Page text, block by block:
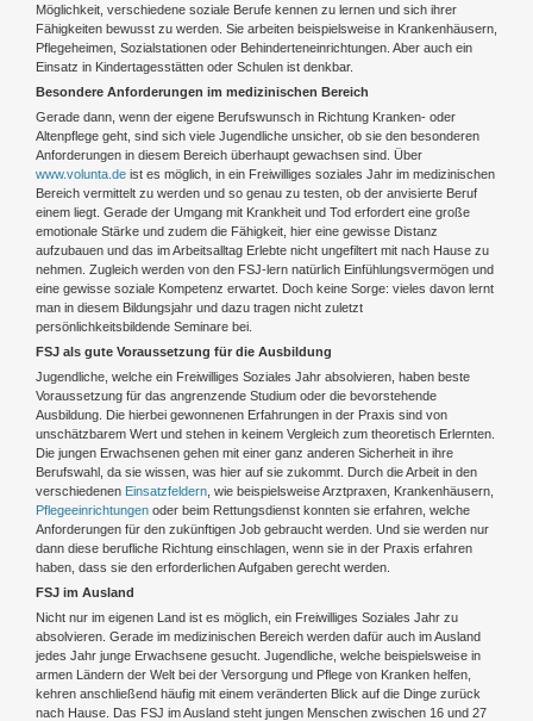
Möglichkeit, verschiedene soziale Berufe kennen zu lernen und sich ihrer
Fähigkeiten bewusst zu werden. Sie arbeiten beispielsweise in Krankenhäusern,
Pflegeheimen, Sozialstationen oder Behinderteneinrichtungen. Aber auch ein
Einsatz in Kindertagesstätten oder Schulen ist denkbar.
Besondere Anforderungen im medizinischen Bereich
Gerade dann, wenn der eigene Berufswunsch in Richtung Kranken- oder
Altenpflege geht, sind sich viele Jugendliche unsicher, ob sie den besonderen
Anforderungen in diesem Bereich überhaupt gewachsen sind. Über
www.volunta.de ist es möglich, in ein Freiwilliges soziales Jahr im medizinischen
Bereich vermittelt zu werden und so genau zu testen, ob der anvisierte Beruf
einem liegt. Gerade der Umgang mit Krankheit und Tod erfordert eine große
emotionale Stärke und zudem die Fähigkeit, hier eine gewisse Distanz
aufzubauen und das im Arbeitsalltag Erlebte nicht ungefiltert mit nach Hause zu
nehmen. Zugleich werden von den FSJ-lern natürlich Einfühlungsvermögen und
eine gewisse soziale Kompetenz erwartet. Doch keine Sorge: vieles davon lernt
man in diesem Bildungsjahr und dazu tragen nicht zuletzt
persönlichkeitsbildende Seminare bei.
FSJ als gute Voraussetzung für die Ausbildung
Jugendliche, welche ein Freiwilliges Soziales Jahr absolvieren, haben beste
Voraussetzung für das angrenzende Studium oder die bevorstehende
Ausbildung. Die hierbei gewonnenen Erfahrungen in der Praxis sind von
unschätzbarem Wert und stehen in keinem Vergleich zum theoretisch Erlernten.
Die jungen Erwachsenen gehen mit einer ganz anderen Sicherheit in ihre
Berufswahl, da sie wissen, was hier auf sie zukommt. Durch die Arbeit in den
verschiedenen Einsatzfeldern , wie beispielsweise Arztpraxen, Krankenhäusern,
Pflegeeinrichtungen oder beim Rettungsdienst konnten sie erfahren, welche
Anforderungen für den zukünftigen Job gebraucht werden. Und sie werden nur
dann diese berufliche Richtung einschlagen, wenn sie in der Praxis erfahren
haben, dass sie den erforderlichen Aufgaben gerecht werden.
FSJ im Ausland
Nicht nur im eigenen Land ist es möglich, ein Freiwilliges Soziales Jahr zu
absolvieren. Gerade im medizinischen Bereich werden dafür auch im Ausland
jedes Jahr junge Erwachsene gesucht. Jugendliche, welche beispielsweise in
armen Ländern der Welt bei der Versorgung und Pflege von Kranken helfen,
kehren anschließend häufig mit einem veränderten Blick auf die Dinge zurück
nach Hause. Das FSJ im Ausland steht jungen Menschen zwischen 16 und 27